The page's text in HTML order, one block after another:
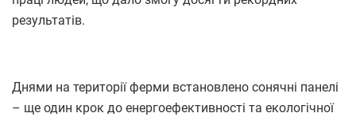
результатів.
Днями на території ферми встановлено сонячні панелі
– ще один крок до енергоефективності та екологічної